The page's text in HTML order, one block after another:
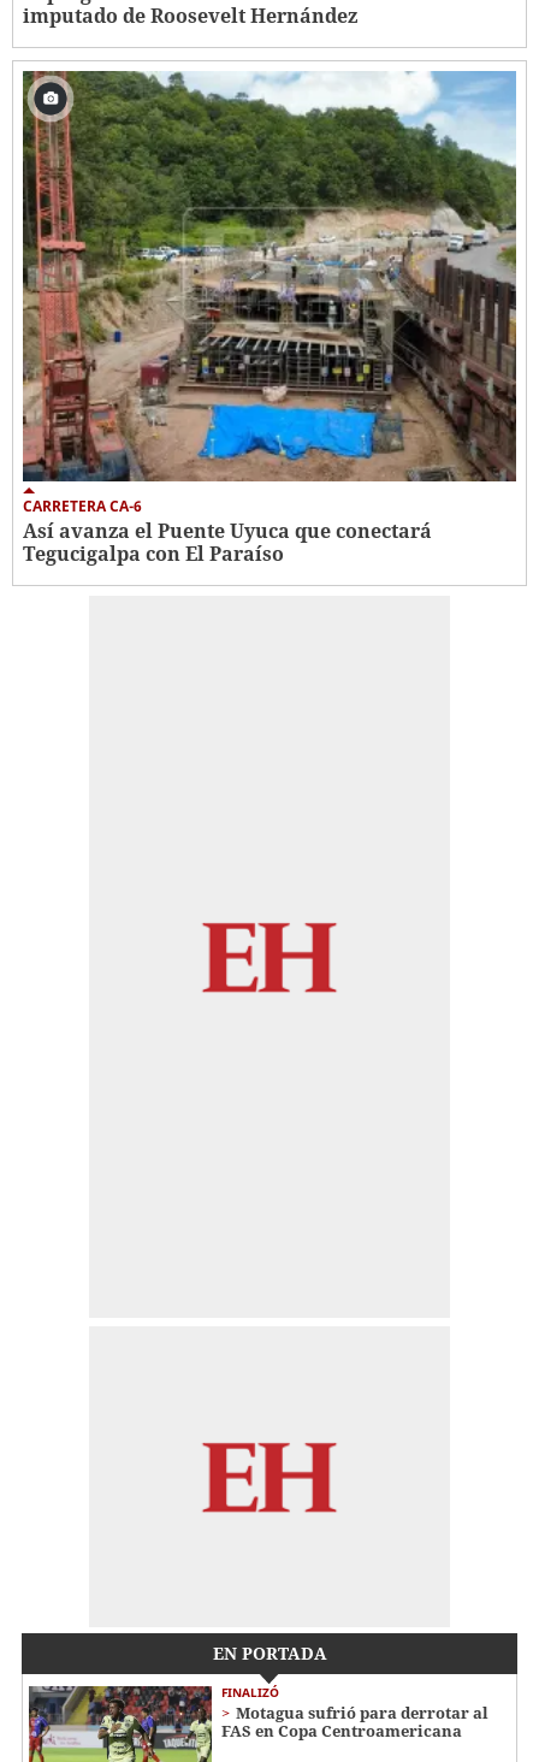
imputado de Roosevelt Hernández
CARRETERA CA-6
Así avanza el Puente Uyuca que conectará
Tegucigalpa con El Paraíso
EN PORTADA
FINALIZÓ
Motagua sufrió para derrotar al
FAS en Copa Centroamericana